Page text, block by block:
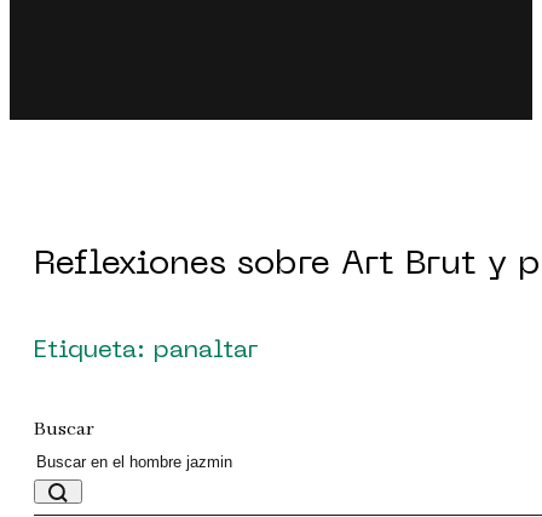
Reflexiones sobre Art Brut y
Etiqueta: panaltar
Buscar